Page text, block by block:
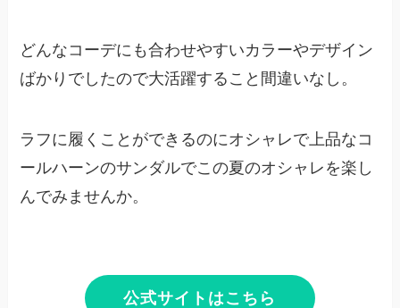
どんなコーデにも合わせやすいカラーやデザイン
ばかりでしたので大活躍すること間違いなし。
ラフに履くことができるのにオシャレで上品なコ
ールハーンのサンダルでこの夏のオシャレを楽し
んでみませんか。
公式サイトはこちら